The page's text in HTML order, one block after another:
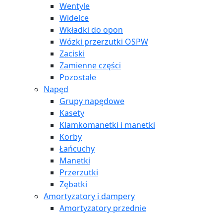
Wentyle
Widelce
Wkładki do opon
Wózki przerzutki OSPW
Zaciski
Zamienne części
Pozostałe
Napęd
Grupy napędowe
Kasety
Klamkomanetki i manetki
Korby
Łańcuchy
Manetki
Przerzutki
Zębatki
Amortyzatory i dampery
Amortyzatory przednie